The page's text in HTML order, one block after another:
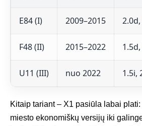
E84 (I) 2009–2015
F48 (II) 2015–2022
U11 (III) nuo 2022 1.5i,
Kitaip tariant – X1 pasiūla labai
miesto ekonomiškų versijų iki